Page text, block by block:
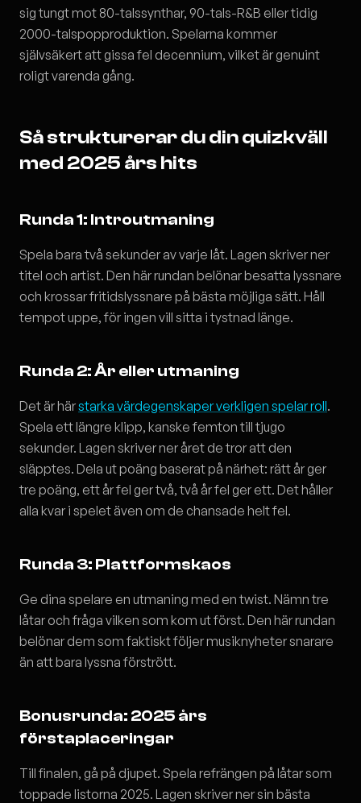
sig tungt mot 80-talssynthar, 90-tals-R&B eller tidig
2000-talspopproduktion. Spelarna kommer
självsäkert att gissa fel decennium, vilket är genuint
roligt varenda gång.
Så strukturerar du din quizkväll
med 2025 års hits
Runda 1: Introutmaning
Spela bara två sekunder av varje låt. Lagen skriver ner
titel och artist. Den här rundan belönar besatta lyssnare
och krossar fritidslyssnare på bästa möjliga sätt. Håll
tempot uppe, för ingen vill sitta i tystnad länge.
Runda 2: År eller utmaning
Det är härstarka värdegenskaper verkligen spelar roll.
Spela ett längre klipp, kanske femton till tjugo
sekunder. Lagen skriver ner året de tror att den
släpptes. Dela ut poäng baserat på närhet: rätt år ger
tre poäng, ett år fel ger två, två år fel ger ett. Det håller
alla kvar i spelet även om de chansade helt fel.
Runda 3: Plattformskaos
Ge dina spelare en utmaning med en twist. Nämn tre
låtar och fråga vilken som kom ut först. Den här rundan
belönar dem som faktiskt följer musiknyheter snarare
än att bara lyssna förstrött.
Bonusrunda: 2025 års
förstaplaceringar
Till finalen, gå på djupet. Spela refrängen på låtar som
toppade listorna 2025. Lagen skriver ner sin bästa